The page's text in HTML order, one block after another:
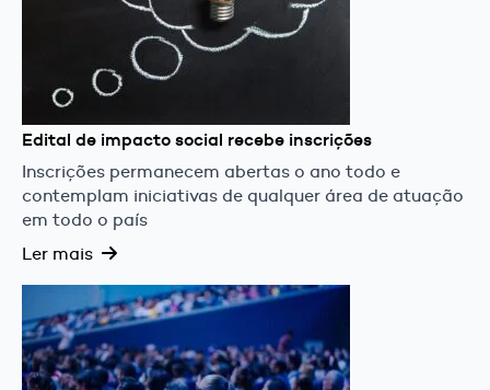
Edital de impacto social recebe inscrições
Inscrições permanecem abertas o ano todo e
contemplam iniciativas de qualquer área de atuação
em todo o país
Ler mais